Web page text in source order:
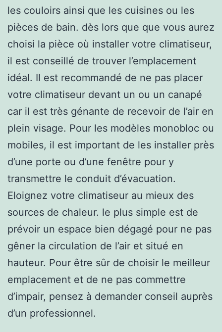
les couloirs ainsi que les cuisines ou les
pièces de bain. dès lors que que vous aurez
choisi la pièce où installer votre climatiseur,
il est conseillé de trouver l’emplacement
idéal. Il est recommandé de ne pas placer
votre climatiseur devant un ou un canapé
car il est très génante de recevoir de l’air en
plein visage. Pour les modèles monobloc ou
mobiles, il est important de les installer près
d’une porte ou d’une fenêtre pour y
transmettre le conduit d’évacuation.
Eloignez votre climatiseur au mieux des
sources de chaleur. le plus simple est de
prévoir un espace bien dégagé pour ne pas
gêner la circulation de l’air et situé en
hauteur. Pour être sûr de choisir le meilleur
emplacement et de ne pas commettre
d’impair, pensez à demander conseil auprès
d’un professionnel.